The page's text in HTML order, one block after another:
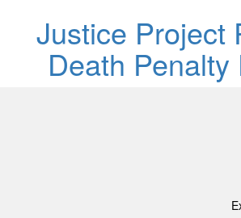
Justice
Death